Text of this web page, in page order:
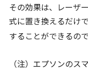
その効果は、レーザ
式に置き換えるだけ
することができるので
（注）エプソンのス